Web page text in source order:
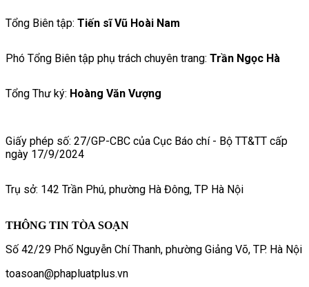
Tổng Biên tập: Tiến sĩ Vũ Hoài Nam
Phó Tổng Biên tập phụ trách chuyên trang: Trần Ngọc Hà
Tổng Thư ký: Hoàng Văn Vượng
Giấy phép số: 27/GP-CBC của Cục Báo chí - Bộ TT&TT cấp
ngày 17/9/2024
Trụ sở: 142 Trần Phú, phường Hà Đông, TP Hà Nội
THÔNG TIN TÒA SOẠN
Số 42/29 Phố Nguyễn Chí Thanh, phường Giảng Võ, TP. Hà Nội
toasoan@phapluatplus.vn